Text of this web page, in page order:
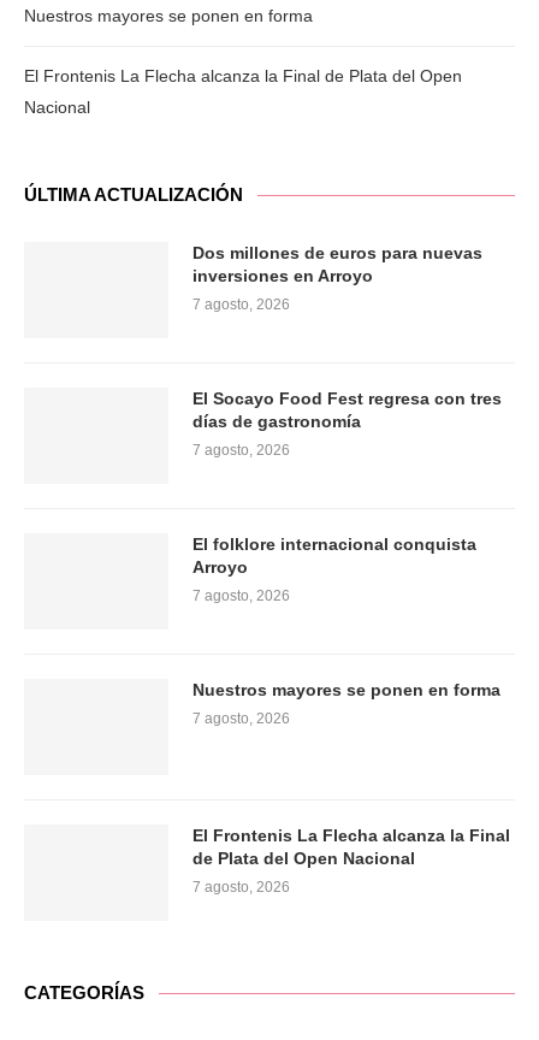
Nuestros mayores se ponen en forma
El Frontenis La Flecha alcanza la Final de Plata del Open
Nacional
ÚLTIMA ACTUALIZACIÓN
Dos millones de euros para nuevas
inversiones en Arroyo
7 agosto, 2026
El Socayo Food Fest regresa con tres
días de gastronomía
7 agosto, 2026
El folklore internacional conquista
Arroyo
7 agosto, 2026
Nuestros mayores se ponen en forma
7 agosto, 2026
El Frontenis La Flecha alcanza la Final
de Plata del Open Nacional
7 agosto, 2026
CATEGORÍAS